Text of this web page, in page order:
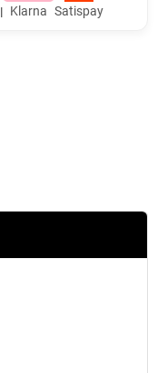
Klarna Satispay